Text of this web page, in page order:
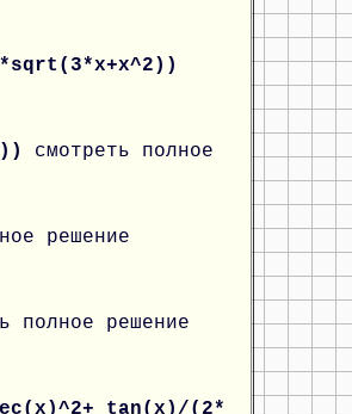
смотреть полное
решение
полное решение
tan(x)/(2*